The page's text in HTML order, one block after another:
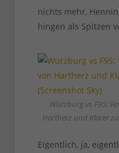
nichts mehr,
hingen als Spitzen
Würzburg vs F95:
Hartherz und Klarer
Eigentlich, ja,